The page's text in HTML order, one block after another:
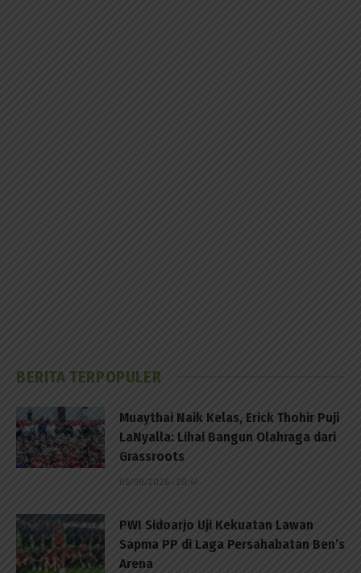
BERITA TERPOPULER
Muaythai Naik Kelas, Erick Thohir Puji
LaNyalla: Lihai Bangun Olahraga dari
Grassroots
05/08/2026 - 20:41
PWI Sidoarjo Uji Kekuatan Lawan
Sapma PP di Laga Persahabatan Ben’s
Arena